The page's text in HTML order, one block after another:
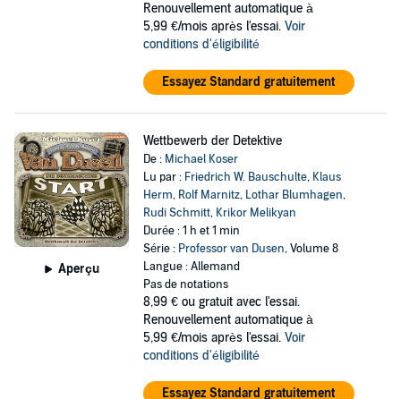
Renouvellement automatique à
5,99 €/mois après l'essai. Voir
conditions d'éligibilité
Essayez Standard gratuitement
Aperçu
Wettbewerb der Detektive
De : Michael Koser
Lu par : Friedrich W. Bauschulte, Klaus
Herm, Rolf Marnitz, Lothar Blumhagen,
Rudi Schmitt, Krikor Melikyan
Durée : 1 h et 1 min
Série : Professor van Dusen, Volume 8
Langue : Allemand
Pas de notations
8,99 € ou gratuit avec l'essai.
Renouvellement automatique à
5,99 €/mois après l'essai. Voir
conditions d'éligibilité
Essayez Standard gratuitement